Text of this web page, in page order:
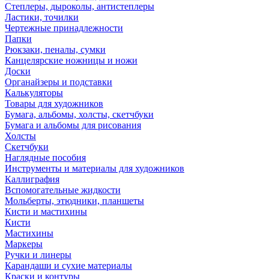
Степлеры, дыроколы, антистеплеры
Ластики, точилки
Чертежные принадлежности
Папки
Рюкзаки, пеналы, сумки
Канцелярские ножницы и ножи
Доски
Органайзеры и подставки
Калькуляторы
Товары для художников
Бумага, альбомы, холсты, скетчбуки
Бумага и альбомы для рисования
Холсты
Скетчбуки
Наглядные пособия
Инструменты и материалы для художников
Каллиграфия
Вспомогательные жидкости
Мольберты, этюдники, планшеты
Кисти и мастихины
Кисти
Мастихины
Маркеры
Ручки и линеры
Карандаши и сухие материалы
Краски и контуры